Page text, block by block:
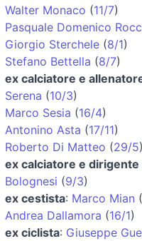
Walter Monaco (11/7)
Pasquale Domenico
Giorgio Sterchele (8/1)
Stefano Bettella (8/7)
ex calciatore e
Serena (10/3)
Marco Sesia (16/4)
Antonino Asta (17/11)
Roberto Di Matteo (29/5)
ex calciatore e
Bolognesi (9/3)
ex cestista: Marco Mian (
Andrea Dallamora (16/1)
ex ciclista: Giuseppe